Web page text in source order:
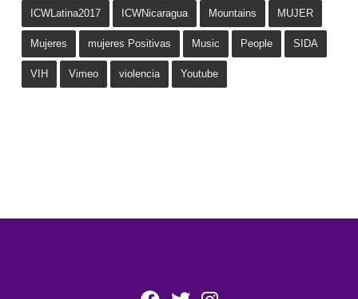
ICWLatina2017 ICWNicaragua Mountains MUJER
Mujeres mujeres Positivas Music People SIDA
VIH Vimeo violencia Youtube